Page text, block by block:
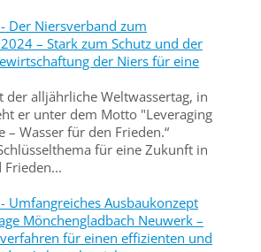
Der Niersverband zum
– Stark zum Schutz und der
der Niers für eine
der alljährliche Weltwassertag, in
er unter dem Motto "Leveraging
– Wasser für den Frieden.“
für eine Zukunft in
Umfangreiches Ausbaukonzept
Mönchengladbach Neuwerk –
für einen effizienten und